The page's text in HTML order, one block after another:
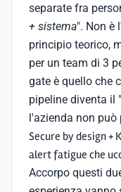
separate fra
+ sistema". Non è
principio teorico,
per un team di 3
gate è quello che
pipeline diventa il
l'azienda non può
Secure by design +
alert fatigue che
Accorpo questi